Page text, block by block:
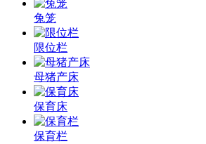
兔笼
限位栏
母猪产床
保育床
保育栏